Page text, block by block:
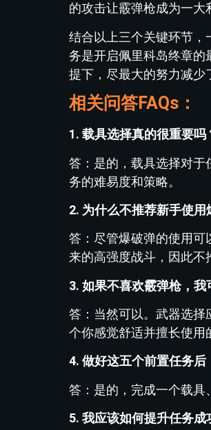
的攻击让霰弹枪成为一大
结合以上三个关键环节
务是开启佩里科岛终章
提下，尽最大的努力减少
相关问答FAQs：
1. 载具选择真的很重要吗
答：是的，载具选择对
务的难易度和策略。
2. 为什么不推荐新手使用
答：尽管爆破弹的使用可
来的高强度战斗，因此不
3. 如果不喜欢霰弹枪，我
答：当然可以。武器选择
个你感觉舒适并擅长使用
4. 做好这五个前置任务后
答：是的，完成一个载具
5. 我应该如何提升任务成